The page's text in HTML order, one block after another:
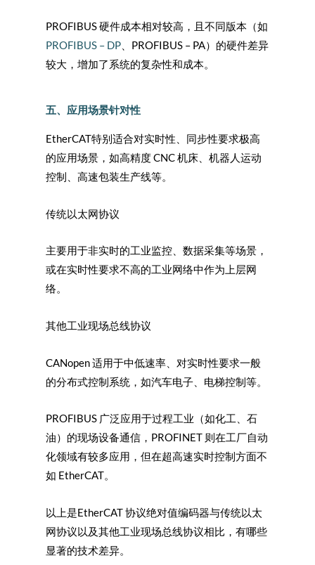
PROFIBUS 硬件成本相对较高，且不同版本（如
PROFIBUS – DP 、PROFIBUS – PA）的硬件差异
较大，增加了系统的复杂性和成本。
五、应用场景针对性
EtherCAT特别适合对实时性、同步性要求极高
的应用场景，如高精度 CNC 机床、机器人运动
控制、高速包装生产线等。
传统以太网协议
主要用于非实时的工业监控、数据采集等场景，
或在实时性要求不高的工业网络中作为上层网
络。
其他工业现场总线协议
CANopen 适用于中低速率、对实时性要求一般
的分布式控制系统，如汽车电子、电梯控制等。
PROFIBUS 广泛应用于过程工业（如化工、石
油）的现场设备通信，PROFINET 则在工厂自动
化领域有较多应用，但在超高速实时控制方面不
如 EtherCAT。
以上是EtherCAT 协议绝对值编码器与传统以太
网协议以及其他工业现场总线协议相比，有哪些
显著的技术差异。